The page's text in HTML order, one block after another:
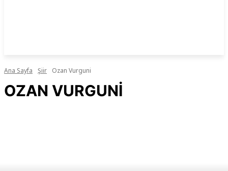
Ana Sayfa Şiir Ozan Vurguni
OZAN VURGUNI